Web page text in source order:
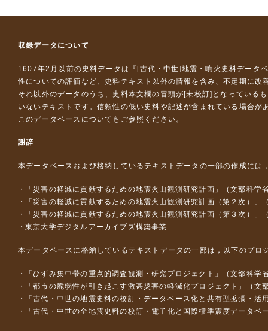
収録データについて
1607年2月以前の史料データは『 [古代・中世]地震・噴火史料データ
性についての評価など、史料テキスト以外の情報を含み、不定期に改
それ以外のデータのうち、史料本文欄の冒頭が[未校訂]となっている
いないテキストです。信頼性の低い史料や記述が含まれている場合が
このデータベースについて もご参照ください。
謝辞
本データベースおよび格納しているテキストデータの一部の作成には
「災害の軽減に貢献するための地震火山観測研究計画」（文部科学
「災害の軽減に貢献するための地震火山観測研究計画（第２次）」
「災害の軽減に貢献するための地震火山観測研究計画（第３次）」
東京大学デジタルアーカイブズ構築事業
本データベースに格納しているテキストデータの一部は，以下のプロ
「ひずみ集中帯の重点的調査観測・研究プロジェクト」（文部科
「都市の脆弱性が引き起こす激甚災害の軽減化プロジェクト」（
「古代・中世の地震史料の校訂・データベース化と共有型拡張・
「古代・中世の全地震史料の校訂・電子化と国際標準震度データ